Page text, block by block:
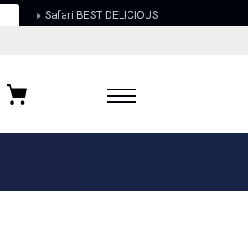
Safari BEST DELICIOUS
気に入りブランド